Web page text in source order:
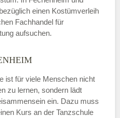
einen Kostümverleih
Fachhandel für
aufsuchen.
ist für viele Menschen nicht
zu lernen, sondern lädt
ein. Dazu muss
Kurs an der Tanzschule